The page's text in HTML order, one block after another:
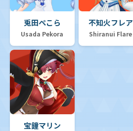
兎田ぺこら
Usada Pekora
不知火フレア
Shiranui Flare
宝鐘マリン